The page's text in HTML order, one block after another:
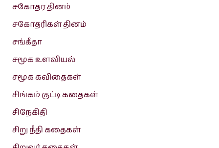
சகோதர தினம்
சகோதரிகள் தினம்
சங்கீதா
சமூக உளவியல்
சமூக கவிதைகள்
சிங்கம் குட்டி கதைகள்
சிநேகிதி
சிறு நீதி கதைகள்